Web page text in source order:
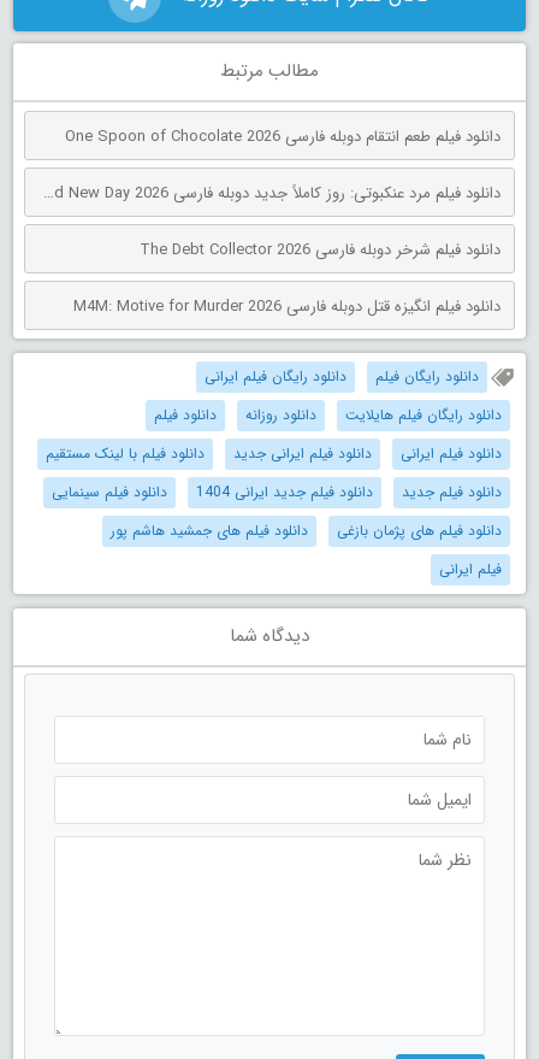
مطالب مرتبط
دانلود فیلم طعم انتقام دوبله فارسی One Spoon of Chocolate 2026
دانلود فیلم مرد عنکبوتی: روز کاملاً جدید دوبله فارسی Spider-Man: Brand New Day 2026
دانلود فیلم شرخر دوبله فارسی The Debt Collector 2026
دانلود فیلم انگیزه قتل دوبله فارسی M4M: Motive for Murder 2026
دانلود رایگان فیلم
دانلود رایگان فیلم ایرانی
دانلود رایگان فیلم هایلایت
دانلود روزانه
دانلود فیلم
دانلود فیلم ایرانی
دانلود فیلم ایرانی جدید
دانلود فیلم با لینک مستقیم
دانلود فیلم جدید
دانلود فیلم جدید ایرانی 1404
دانلود فیلم سینمایی
دانلود فیلم های پژمان بازغی
دانلود فیلم های جمشید هاشم پور
فیلم ایرانی
دیدگاه شما